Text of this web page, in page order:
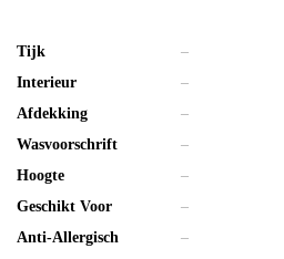
Tijk
–
Interieur
–
Afdekking
–
Wasvoorschrift
–
Hoogte
–
Geschikt Voor
–
Anti-Allergisch
–